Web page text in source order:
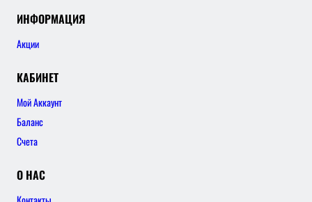
ИНФОРМАЦИЯ
Акции
КАБИНЕТ
Мой Аккаунт
Баланс
Счета
О НАС